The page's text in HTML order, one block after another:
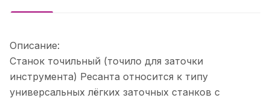
Описание:
Станок точильный (точило для заточки
инструмента) Ресанта относится к типу
универсальных лёгких заточных станков с